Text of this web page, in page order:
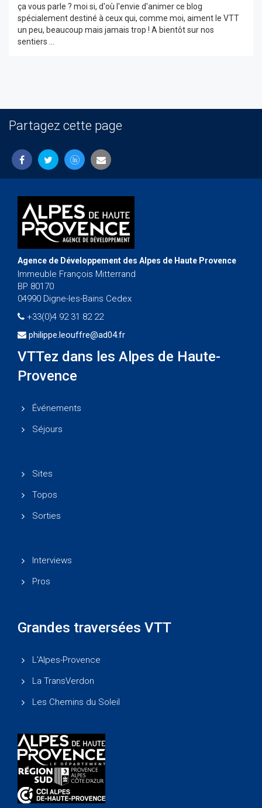
ça vous parle ? moi si, d'où l'envie d'animer ce blog
spécialement destiné à ceux qui, comme moi, aiment le VTT
un peu, beaucoup mais jamais trop ! A bientôt sur nos
sentiers ...
Partagez cette page
Agence de Développement des Alpes de Haute Provence
Immeuble François Mitterrand
BP 80170
04990 Digne-les-Bains Cedex
+33(0)4 92 31 82 22
philippe.leouffre@ad04.fr
VTTez dans les Alpes de Haute-
Provence
Événements
Séjours
Sites
Topos
Sorties
Interviews
Pros
Grandes traversées VTT
L'Alpes-Provence
La TransVerdon
Les Chemins du Soleil